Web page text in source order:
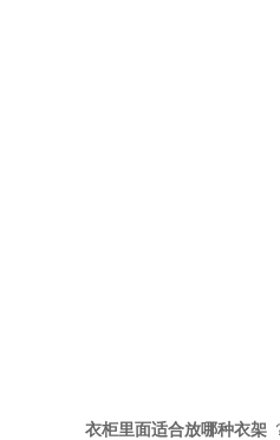
衣柜里面适合放哪种衣架